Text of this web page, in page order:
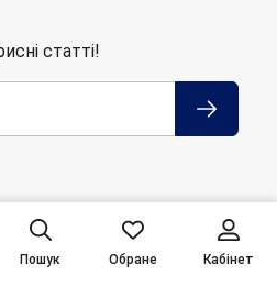
статті!
Інтернет-магазин «EXI™».
Пошук Обране Кабінет